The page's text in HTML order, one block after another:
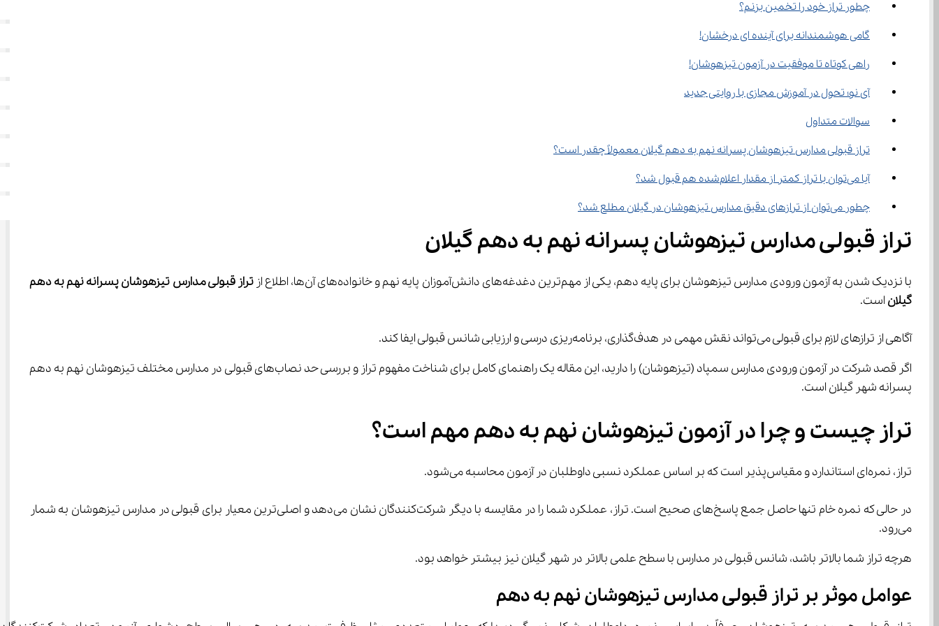
چطور تراز خود را تخمین بزنم؟
گامی هوشمندانه برای آینده ای درخشان!
راهی کوتاه تا موفقیت در آزمون تیزهوشان!
آی‌ نو؛ تحول در آموزش مجازی با روایتی جدید
سوالات متداول
تراز قبولی مدارس تیزهوشان پسرانه نهم به دهم گیلان معمولاً چقدر است؟
آیا می‌توان با تراز کمتر از مقدار اعلام‌شده هم قبول شد؟
چطور می‌توان از ترازهای دقیق مدارس تیزهوشان در گیلان مطلع شد؟
تراز قبولی مدارس تیزهوشان پسرانه نهم به دهم گیلان
با نزدیک شدن به آزمون ورودی مدارس تیزهوشان برای پایه دهم، یکی از مهم‌ترین دغدغه‌های دانش‌آموزان پایه نهم و خانواده‌های آن‌ها، اطلاع از
تراز قبولی مدارس تیزهوشان پسرانه نهم به دهم
گیلان است.
آگاهی از ترازهای لازم برای قبولی می‌تواند نقش مهمی در هدف‌گذاری، برنامه‌ریزی درسی و ارزیابی شانس قبولی ایفا کند.
اگر قصد شرکت در آزمون ورودی مدارس سمپاد (تیزهوشان) را دارید، این مقاله یک راهنمای کامل برای شناخت مفهوم تراز و بررسی حد نصاب‌های قبولی در مدارس مختلف تیزهوشان نهم به دهم
پسرانه شهر گیلان است.
تراز چیست و چرا در آزمون تیزهوشان نهم به دهم مهم است؟
تراز، نمره‌ای استاندارد و مقیاس‌پذیر است که بر اساس عملکرد نسبی داوطلبان در آزمون محاسبه می‌شود.
در حالی که نمره خام تنها حاصل جمع پاسخ‌های صحیح است. تراز، عملکرد شما را در مقایسه با دیگر شرکت‌کنندگان نشان می‌دهد و اصلی‌ترین معیار برای قبولی در مدارس تیزهوشان به شمار
می‌رود.
هرچه تراز شما بالاتر باشد، شانس قبولی در مدارس با سطح علمی بالاتر در شهر گیلان نیز بیشتر خواهد بود.
عوامل موثر بر تراز قبولی مدارس تیزهوشان نهم به دهم